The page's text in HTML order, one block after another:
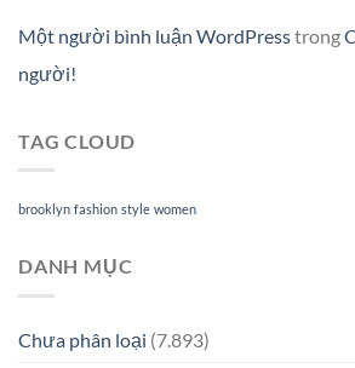
Một người bình luận WordPresstrong
người!
TAG CLOUD
brooklyn fashion style women
DANH MỤC
Chưa phân loại (7.893)